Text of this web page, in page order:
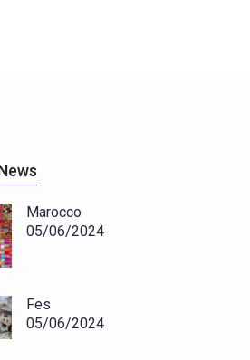
Marocco
05/06/2024
Fes
05/06/2024